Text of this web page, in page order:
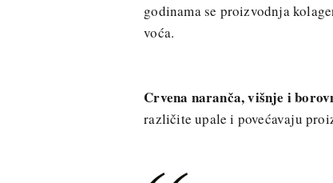
godinama se proizvodnja
voća.
Crvena naranča, višnje i
različite upale i povećavaju